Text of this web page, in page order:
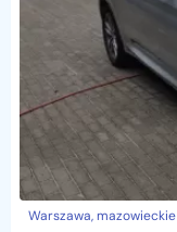
Warszawa, mazowieckie